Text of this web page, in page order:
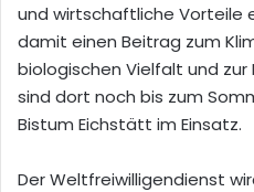
und wirtschaftliche Vorteile
damit einen Beitrag zum
biologischen Vielfalt und zur
sind dort noch bis zum
Bistum Eichstätt im Einsatz.
Der Weltfreiwilligendienst